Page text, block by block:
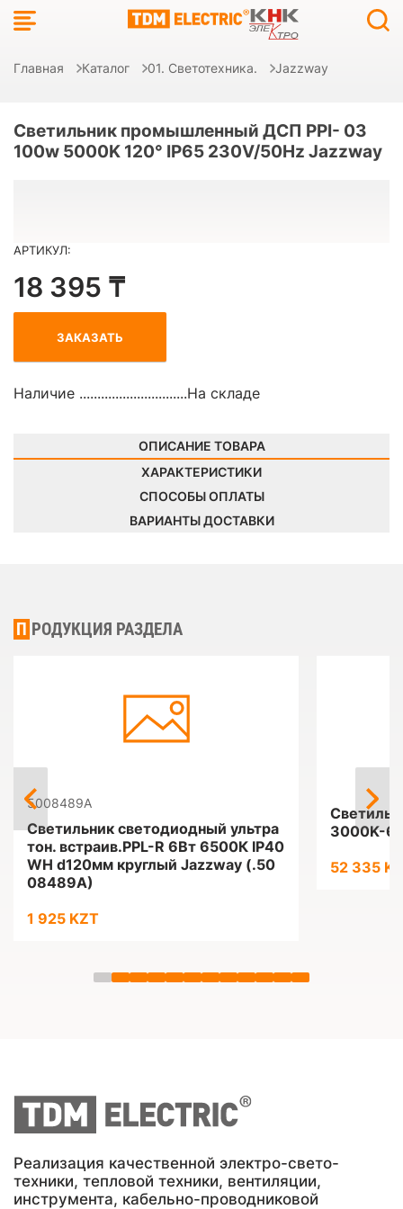
Главная Каталог 01. Светотехника. Jazzway
Светильник промышленный ДСП PPI- 03
100w 5000K 120° IP65 230V/50Hz Jazzway
АРТИКУЛ:
18 395 ₸
ЗАКАЗАТЬ
Наличие ..............................На складе
ОПИСАНИЕ ТОВАРА
ХАРАКТЕРИСТИКИ
СПОСОБЫ ОПЛАТЫ
ВАРИАНТЫ ДОСТАВКИ
ПРОДУКЦИЯ РАЗДЕЛА
5008489A
Светильник светодиодный ультра
тон. встраив.PPL-R 6Вт 6500К IP40
WH d120мм круглый Jazzway (.50
08489A)
1 925 KZT
3000K-
52 335
Реализация качественной электро-свето-
техники, тепловой техники, вентиляции,
инструмента, кабельно-проводниковой